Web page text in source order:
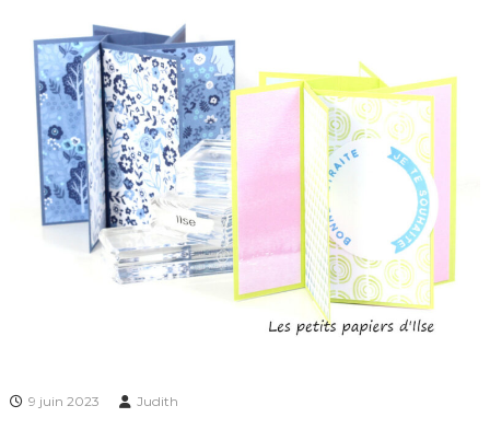
9 juin 2023 Judith